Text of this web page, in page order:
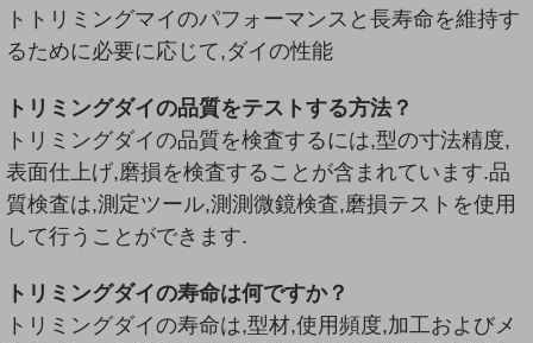
トトリミングマイのパフォーマンスと長寿命を維持す
るために必要に応じて,ダイの性能
トリミングダイの品質をテストする方法？
トリミングダイの品質を検査するには,型の寸法精度,
表面仕上げ,磨損を検査することが含まれています.品
質検査は,測定ツール,測測微鏡検査,磨損テストを使用
して行うことができます.
トリミングダイの寿命は何ですか？
トリミングダイの寿命は,型材,使用頻度,加工およびメ